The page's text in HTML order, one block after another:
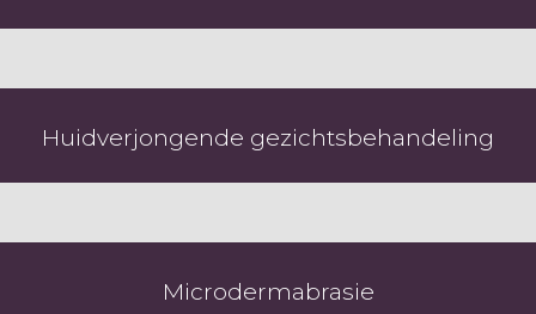
Huidverjongende gezichtsbehandeling
Microdermabrasie